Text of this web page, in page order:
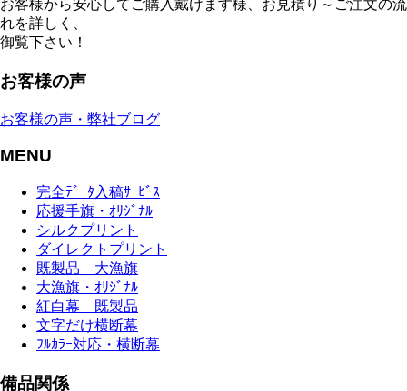
お客様から安心してご購入戴けます様、お見積り～ご注文の流
れを詳しく、
御覧下さい！
お客様の声
お客様の声・弊社ブログ
MENU
完全ﾃﾞｰﾀ入稿ｻｰﾋﾞｽ
応援手旗・ｵﾘｼﾞﾅﾙ
シルクプリント
ダイレクトプリント
既製品 大漁旗
大漁旗・ｵﾘｼﾞﾅﾙ
紅白幕 既製品
文字だけ横断幕
ﾌﾙｶﾗｰ対応・横断幕
備品関係